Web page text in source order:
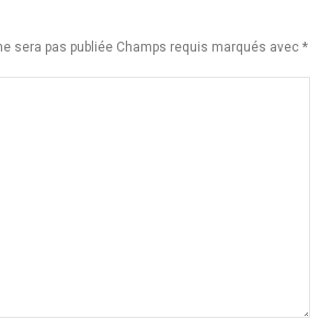
sera pas publiée Champs requis marqués avec *